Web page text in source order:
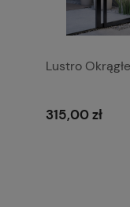
Lustro
315,00 zł